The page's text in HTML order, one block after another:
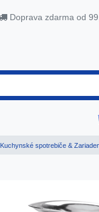
Doprava zdarma od
Kuchynské spotrebiče &